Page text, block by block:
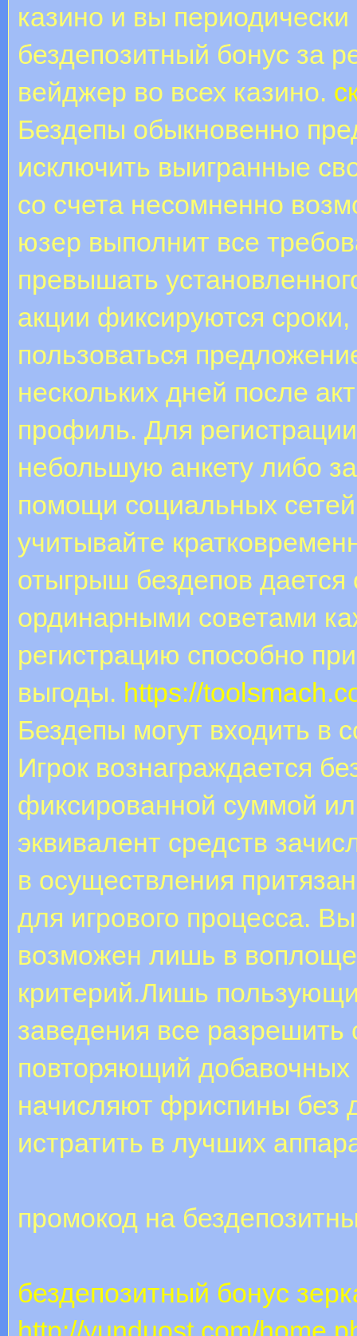
казино и вы
бездепозитный бонус за
вейджер во всех казино.
Бездепы обыкновенно
исключить выигранные
со счета несомненно
юзер выполнит все
превышать
акции фиксируются
пользоваться
нескольких дней после
профиль. Для
небольшую анкету либо
помощи социальных
учитывайте
отыгрыш бездепов дается
ординарными советами
регистрацию способно
выгоды. https://
Бездепы могут входить в
Игрок вознаграждается
фиксированной суммой
эквивалент средств
в осуществления
для игрового процесса.
возможен лишь в
критерий.Лишь
заведения все разрешить
повторяющий добавочных
начисляют фриспины без
истратить в лучших
промокод на
бездепозитный бонус